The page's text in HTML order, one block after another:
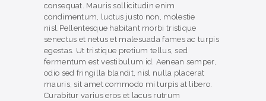
consequat. Mauris sollicitudin enim
condimentum, luctus justo non, molestie
nisl.Pellentesque habitant morbi tristique
senectus et netus et malesuada fames ac turpis
egestas. Ut tristique pretium tellus, sed
fermentum est vestibulum id. Aenean semper,
odio sed fringilla blandit, nisl nulla placerat
mauris, sit amet commodo mi turpis at libero.
Curabitur varius eros et lacus rutrum